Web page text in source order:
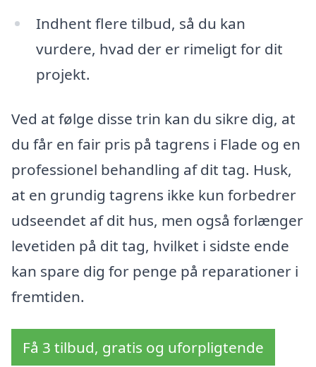
Indhent flere tilbud, så du kan
vurdere, hvad der er rimeligt for dit
projekt.
Ved at følge disse trin kan du sikre dig, at
du får en fair pris på tagrens i Flade og en
professionel behandling af dit tag. Husk,
at en grundig tagrens ikke kun forbedrer
udseendet af dit hus, men også forlænger
levetiden på dit tag, hvilket i sidste ende
kan spare dig for penge på reparationer i
fremtiden.
Få 3 tilbud, gratis og uforpligtende